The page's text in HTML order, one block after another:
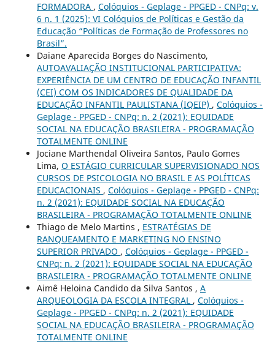
FORMADORA , Colóquios - Geplage - PPGED - CNPq: v.
6 n. 1 (2025): VI Colóquios de Políticas e Gestão da
Educação “Políticas de Formação de Professores no
Brasil”.
Daiane Aparecida Borges do Nascimento,
AUTOAVALIAÇÃO INSTITUCIONAL PARTICIPATIVA:
EXPERIÊNCIA DE UM CENTRO DE EDUCAÇÃO INFANTIL
(CEI) COM OS INDICADORES DE QUALIDADE DA
EDUCAÇÃO INFANTIL PAULISTANA (IQEIP) , Colóquios -
Geplage - PPGED - CNPq: n. 2 (2021): EQUIDADE
SOCIAL NA EDUCAÇÃO BRASILEIRA - PROGRAMAÇÃO
TOTALMENTE ONLINE
Jociane Marthendal Oliveira Santos, Paulo Gomes
Lima, O ESTÁGIO CURRICULAR SUPERVISIONADO NOS
CURSOS DE PSICOLOGIA NO BRASIL E AS POLÍTICAS
EDUCACIONAIS , Colóquios - Geplage - PPGED - CNPq:
n. 2 (2021): EQUIDADE SOCIAL NA EDUCAÇÃO
BRASILEIRA - PROGRAMAÇÃO TOTALMENTE ONLINE
Thiago de Melo Martins , ESTRATÉGIAS DE
RANQUEAMENTO E MARKETING NO ENSINO
SUPERIOR PRIVADO , Colóquios - Geplage - PPGED -
CNPq: n. 2 (2021): EQUIDADE SOCIAL NA EDUCAÇÃO
BRASILEIRA - PROGRAMAÇÃO TOTALMENTE ONLINE
Aimê Heloina Candido da Silva Santos , A
ARQUEOLOGIA DA ESCOLA INTEGRAL , Colóquios -
Geplage - PPGED - CNPq: n. 2 (2021): EQUIDADE
SOCIAL NA EDUCAÇÃO BRASILEIRA - PROGRAMAÇÃO
TOTALMENTE ONLINE